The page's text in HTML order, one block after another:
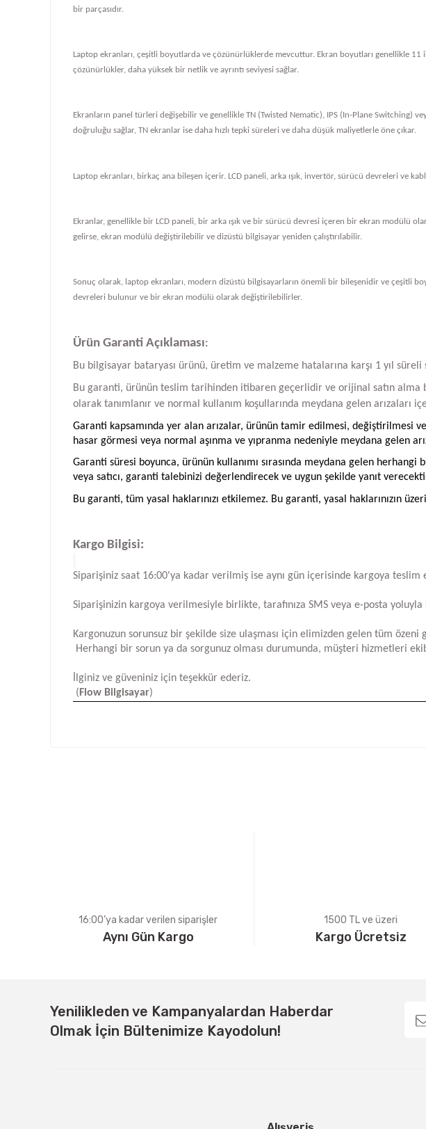
bir parçasıdır.
Laptop ekranları, çeşitli boyutlarda ve çözünürlüklerde mevcuttur. Ekran boyutları genellikle
çözünürlükler, daha yüksek bir netlik ve ayrıntı seviyesi sağlar.
Ekranların panel türleri değişebilir ve genellikle TN (Twisted Nematic), IPS (In-Plane Switching)
doğruluğu sağlar, TN ekranlar ise daha hızlı tepki süreleri ve daha düşük maliyetlerle öne çıkar.
Laptop ekranları, birkaç ana bileşen içerir. LCD paneli, arka ışık, invertör, sürücü devreleri ve
Ekranlar, genellikle bir LCD paneli, bir arka ışık ve bir sürücü devresi içeren bir ekran modülü
gelirse, ekran modülü değiştirilebilir ve dizüstü bilgisayar yeniden çalıştırılabilir.
Sonuç olarak, laptop ekranları, modern dizüstü bilgisayarların önemli bir bileşenidir ve çeşitli
devreleri bulunur ve bir ekran modülü olarak değiştirilebilirler.
Ürün Garanti Açıklaması:
Bu bilgisayar bataryası ürünü, üretim ve malzeme hatalarına karşı 1 yıl süreli
Bu garanti, ürünün teslim tarihinden itibaren geçerlidir ve orijinal satın
olarak tanımlanır ve normal kullanım koşullarında meydana gelen arızaları
Garanti kapsamında yer alan arızalar, ürünün tamir edilmesi, değiştirilmesi
hasar görmesi veya normal aşınma ve yıpranma nedeniyle meydana gelen
Garanti süresi boyunca, ürünün kullanımı sırasında meydana gelen
veya satıcı, garanti talebinizi değerlendirecek ve uygun şekilde yanıt
Bu garanti, tüm yasal haklarınızı etkilemez. Bu garanti, yasal haklarınızın
Kargo Bilgisi:
Siparişiniz saat 16:00'ya kadar verilmiş ise aynı gün içerisinde kargoya teslim
Siparişinizin kargoya verilmesiyle birlikte, tarafınıza SMS veya e-posta
Kargonuzun sorunsuz bir şekilde size ulaşması için elimizden gelen tüm
Herhangi bir sorun ya da sorgunuz olması durumunda, müşteri hizmetleri
İlginiz ve güveniniz için teşekkür ederiz.
( Flow Bilgisayar)
16:00’ya kadar verilen siparişler
Aynı Gün Kargo
1500 TL ve üzeri
Kargo Ücretsiz
Yenilikleden ve Kampanyalardan Haberdar
Olmak İçin Bültenimize Kayodolun!